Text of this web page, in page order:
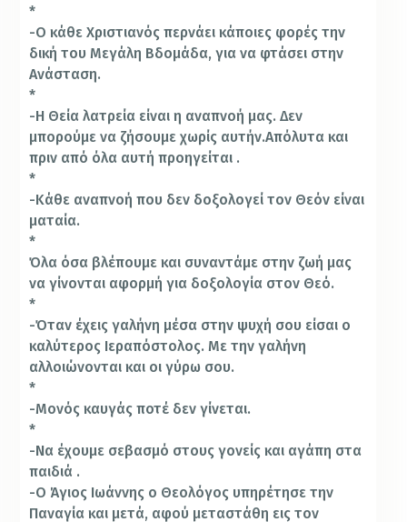
*
-Ο κάθε Χριστιανός περνάει κάποιες φορές την
δική του Μεγάλη Βδομάδα, για να φτάσει στην
Ανάσταση.
*
-Η Θεία λατρεία είναι η αναπνοή μας. Δεν
μπορούμε να ζήσουμε χωρίς αυτήν.Απόλυτα και
πριν από όλα αυτή προηγείται .
*
-Κάθε αναπνοή που δεν δοξολογεί τον Θεόν είναι
ματαία.
*
Όλα όσα βλέπουμε και συναντάμε στην ζωή μας
να γίνονται αφορμή για δοξολογία στον Θεό.
*
-Όταν έχεις γαλήνη μέσα στην ψυχή σου είσαι ο
καλύτερος Ιεραπόστολος. Με την γαλήνη
αλλοιώνονται και οι γύρω σου.
*
-Μονός καυγάς ποτέ δεν γίνεται.
*
-Να έχουμε σεβασμό στους γονείς και αγάπη στα
παιδιά .
-Ο Άγιος Ιωάννης ο Θεολόγος υπηρέτησε την
Παναγία και μετά, αφού μεταστάθη εις τον